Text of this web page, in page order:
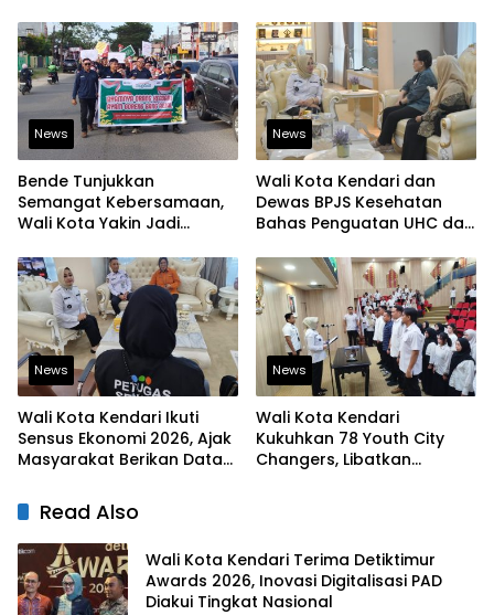
dan Berjiwa Pemimpin
Bangun Infrastruktur
Berintegritas
News
Bende Tunjukkan
Semangat Kebersamaan,
Wali Kota Yakin Jadi
Lain
News
Wali Kota Kendari dan
Dewas BPJS Kesehatan
Bahas Penguatan UHC dan
Kesehatan
News
Wali Kota Kendari Ikuti
Sensus Ekonomi 2026, Ajak
Masyarakat Berikan Data
News
Wali Kota Kendari
Kukuhkan 78 Youth City
Changers, Libatkan
Read Also
Wali Kota Kendari Terima Detiktimur
Awards 2026, Inovasi Digitalisasi PAD
Diakui Tingkat Nasional